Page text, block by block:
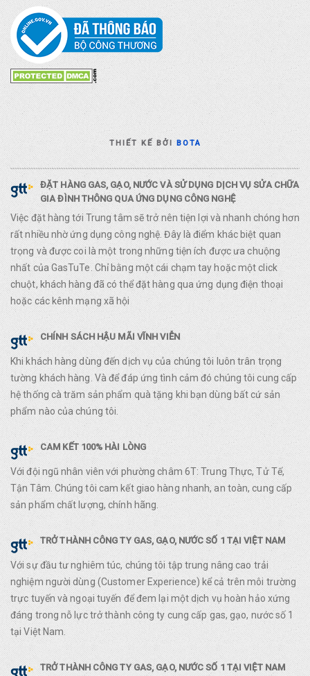
THIẾT KẾ BỞIBOTA
ĐẶT HÀNG GAS, GẠO, NƯỚC VÀ SỬ DỤNG DỊCH VỤ SỬA CHỮA
GIA ĐÌNH THÔNG QUA ỨNG DỤNG CÔNG NGHỆ
Việc đặt hàng tới Trung tâm sẽ trở nên tiện lợi và nhanh chóng hơn
rất nhiều nhờ ứng dụng công nghệ. Đây là điểm khác biệt quan
trọng và được coi là một trong những tiện ích được ưa chuộng
nhất của GasTuTe. Chỉ bằng một cái chạm tay hoặc một click
chuột, khách hàng đã có thể đặt hàng qua ứng dụng điện thoại
hoặc các kênh mạng xã hội
CHÍNH SÁCH HẬU MÃI VĨNH VIỄN
Khi khách hàng dùng đến dịch vụ của chúng tôi luôn trân trọng
tường khách hàng. Và để đáp ứng tình cảm đó chúng tôi cung cấp
hệ thống cà trăm sản phẩm quà tặng khi bạn dùng bất cứ sản
phẩm nào của chúng tôi.
CAM KẾT 100% HÀI LÒNG
Với đội ngũ nhân viên với phường châm 6T: Trung Thực, Tử Tế,
Tận Tâm. Chúng tôi cam kết giao hàng nhanh, an toàn, cung cấp
sản phẩm chất lượng, chính hãng.
TRỞ THÀNH CÔNG TY GAS, GẠO, NƯỚC SỐ 1 TẠI VIỆT NAM
Với sự đầu tư nghiêm túc, chúng tôi tập trung nâng cao trải
nghiệm người dùng (Customer Experience) kể cả trên môi trường
trực tuyến và ngoại tuyến để đem lại một dịch vụ hoàn hảo xứng
đáng trong nỗ lực trở thành công ty cung cấp gas, gạo, nước số 1
tại Việt Nam.
TRỞ THÀNH CÔNG TY GAS, GẠO, NƯỚC SỐ 1 TẠI VIỆT NAM